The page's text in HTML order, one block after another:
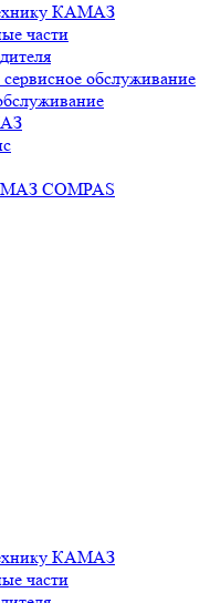
КАМАЗ
части
обслуживание
COMPAS
КАМАЗ
части